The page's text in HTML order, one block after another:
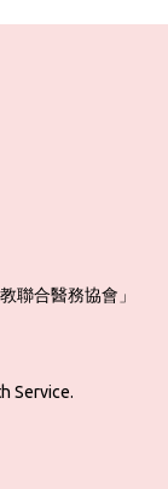
聯合醫務協會」
Service.